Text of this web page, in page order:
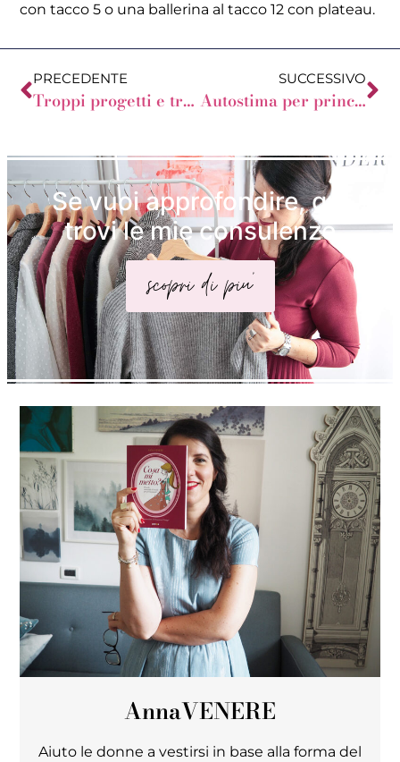
con tacco 5 o una ballerina al tacco 12 con plateau.
PRECEDENTE
Troppi progetti e troppo stress
SUCCESSIVO
Autostima per principianti
Se vuoi approfondire, qui
trovi le mie consulenze
scopri di piu'
AnnaVENERE
Aiuto le donne a vestirsi in base alla forma del